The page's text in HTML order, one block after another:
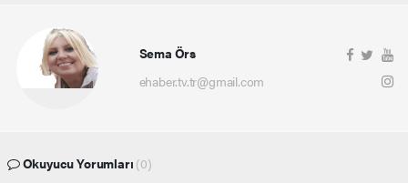
Sema Örs
ehaber.tv.tr@gmail.com
Okuyucu Yorumları (0)